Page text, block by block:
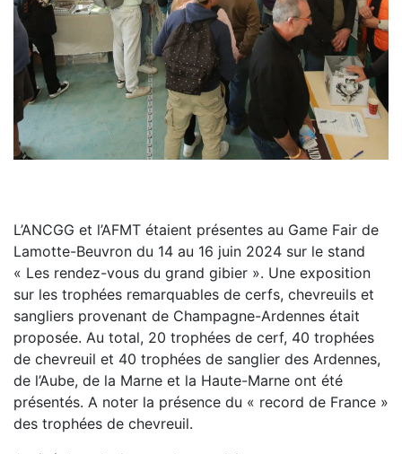
L’ANCGG et l’AFMT étaient présentes au Game Fair de
Lamotte-Beuvron du 14 au 16 juin 2024 sur le stand
« Les rendez-vous du grand gibier ». Une exposition
sur les trophées remarquables de cerfs, chevreuils et
sangliers provenant de Champagne-Ardennes était
proposée. Au total, 20 trophées de cerf, 40 trophées
de chevreuil et 40 trophées de sanglier des Ardennes,
de l’Aube, de la Marne et la Haute-Marne ont été
présentés. A noter la présence du « record de France »
des trophées de chevreuil.